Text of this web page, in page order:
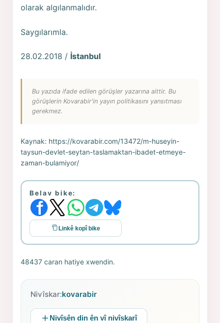
olarak algılanmalıdır.
Saygılarımla.
28.02.2018 / İstanbul
Bu yazıda ifade edilen görüşler yazarına aittir. Bu
görüşlerin Kovarabir'in yayın politikasını yansıtması
gerekmez.
Kaynak: https://kovarabir.com/13472/m-huseyin-
taysun-devlet-seytan-taslamaktan-ibadet-etmeye-
zaman-bulamiyor/
Belav bike:
Linkê kopî bike
48437 caran hatiye xwendin.
Nivîskar:kovarabir
Nivîsên din ên vî nivîskarî